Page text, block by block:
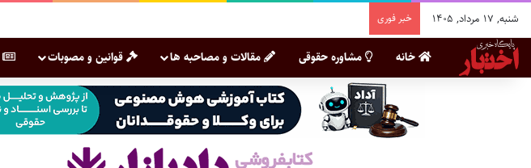
شنبه, ۱۷ مرداد, ۱۴۰۵ خبر فوری
خانه مشاوره حقوقی مقالات و مصاحبه ها قوانین و مصوبات